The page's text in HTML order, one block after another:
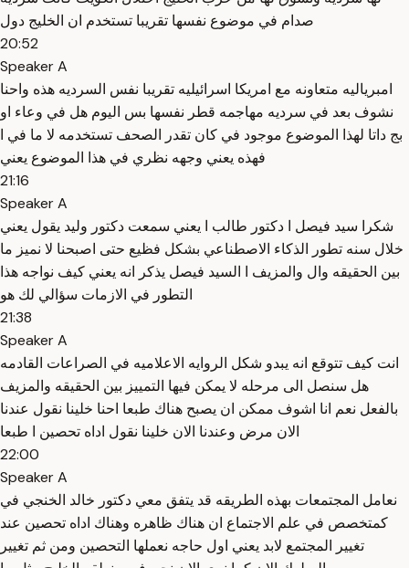
صدام في موضوع نفسها تقريبا تستخدم ان الخليج دول
20:52
Speaker A
امبرياليه متعاونه مع امريكا اسرائيليه تقريبا نفس السرديه هذه واحنا
نشوف بعد في سرديه مهاجمه قطر نفسها بس اليوم هل في وعاء او
بج داتا لهذا الموضوع موجود في كان تقدر الصحف تستخدمه لا ما في ا
فهذه يعني وجهه نظري في هذا الموضوع يعني
21:16
Speaker A
شكرا سيد فيصل ا دكتور طالب ا يعني سمعت دكتور وليد يقول يعني
خلال سنه تطور الذكاء الاصطناعي بشكل فظيع حتى اصبحنا لا نميز ما
بين الحقيقه وال والمزيف ا السيد فيصل يذكر انه يعني كيف نواجه هذا
التطور في الازمات سؤالي لك هو
21:38
Speaker A
انت كيف تتوقع انه يبدو شكل الروايه الاعلاميه في الصراعات القادمه
هل سنصل الى مرحله لا يمكن فيها التمييز بين الحقيقه والمزيف
بالفعل نعم انا اشوف ممكن ان يصبح هناك طبعا احنا خلينا نقول عندنا
الان مرض وعندنا الان خلينا نقول اداه تحصين ا طبعا
22:00
Speaker A
نعامل المجتمعات بهذه الطريقه قد يتفق معي دكتور خالد الخنجي في
كمتخصص في علم الاجتماع ان هناك ظاهره وهناك اداه تحصين عند
تغيير المجتمع لابد يعني اول حاجه نعملها التحصين ومن ثم تغيير